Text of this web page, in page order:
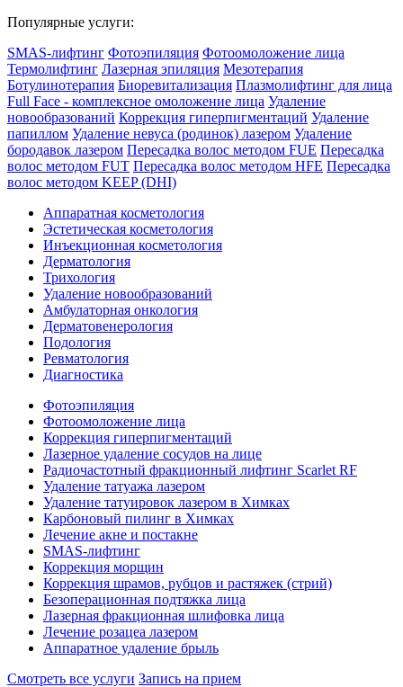
Популярные услуги:
SMAS-лифтинг Фотоэпиляция Фотоомоложение лица
Термолифтинг Лазерная эпиляция Мезотерапия
Ботулинотерапия Биоревитализация Плазмолифтинг для лица
Full Face - комплексное омоложение лица Удаление
новообразований Коррекция гиперпигментаций Удаление
папиллом Удаление невуса (родинок) лазером Удаление
бородавок лазером Пересадка волос методом FUE Пересадка
волос методом FUT Пересадка волос методом HFE Пересадка
волос методом KEEP (DHI)
Аппаратная косметология
Эстетическая косметология
Инъекционная косметология
Дермато­логия
Трихология
Удаление новообразований
Амбулаторная онкология
Дерматовенерология
Подология
Ревматология
Диагностика
Фотоэпиляция
Фотоомоложение лица
Коррекция гиперпигментаций
Лазерное удаление сосудов на лице
Радиочастотный фракционный лифтинг Scarlet RF
Удаление татуажа лазером
Удаление татуировок лазером в Химках
Карбоновый пилинг в Химках
Лечение акне и постакне
SMAS-лифтинг
Коррекция морщин
Коррекция шрамов, рубцов и растяжек (стрий)
Безоперационная подтяжка лица
Лазерная фракционная шлифовка лица
Лечение розацеа лазером
Аппаратное удаление брыль
Смотреть все услуги Запись на прием